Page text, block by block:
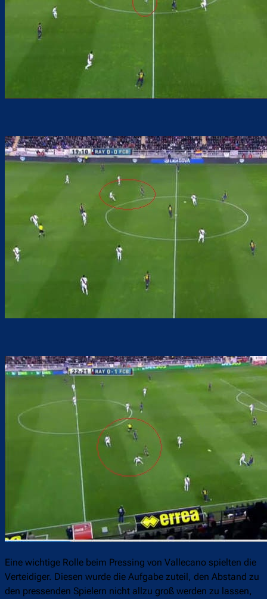
Eine wichtige Rolle beim Pressing von Vallecano spielten die
Verteidiger. Diesen wurde die Aufgabe zuteil, den Abstand zu
den pressenden Spielern nicht allzu groß werden zu lassen,